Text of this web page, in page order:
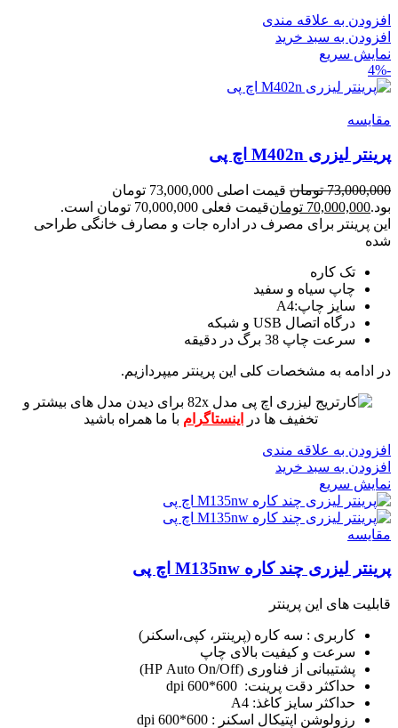
افزودن به علاقه مندی
افزودن به سبد خرید
نمایش سریع
-4%
مقايسه
پرینتر لیزری M402n اچ پی
73,000,000 تومان
قیمت اصلی 73,000,000 تومان
بود.70,000,000 تومانقیمت فعلی 70,000,000 تومان است.
این پرینتر برای مصرف در اداره جات و مصارف خانگی طراحی
شده
تک کاره
چاپ سیاه و سفید
سایز چاپ:A4
درگاه اتصال USB و شبکه
سرعت چاپ 38 برگ در دقیقه
در ادامه به مشخصات کلی این پرینتر میپردازیم.
برای دیدن مدل های بیشتر و
تخفیف ها در
اینستاگرام با ما همراه باشید
افزودن به علاقه مندی
افزودن به سبد خرید
نمایش سریع
مقايسه
پرینتر لیزری چند کاره M135nw اچ پی
قابلیت های این پرینتر
کاربری : سه کاره (پرینتر، کپی،اسکنر)
سرعت و کیفیت بالای چاپ
پشتیبانی از فناوری (HP Auto On/Off)
حداکثر دقت پرینت: 600*600 dpi
حداکثر سایز کاغذ: A4
رزولوشن اپتیکال اسکنر : 600*600 dpi